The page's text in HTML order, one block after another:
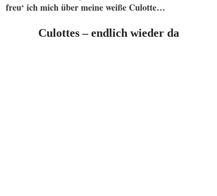
freu‘ ich mich über meine weiße Culotte…
Culottes – endlich wieder da